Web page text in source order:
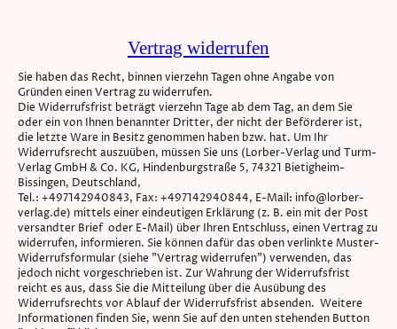
Vertrag widerrufen
Sie haben das Recht, binnen vierzehn Tagen ohne Angabe von
Gründen einen Vertrag zu widerrufen.
Die Widerrufsfrist beträgt vierzehn Tage ab dem Tag, an dem Sie
oder ein von Ihnen benannter Dritter, der nicht der Beförderer ist,
die letzte Ware in Besitz genommen haben bzw. hat. Um Ihr
Widerrufsrecht auszuüben, müssen Sie uns (Lorber-Verlag und Turm-
Verlag GmbH & Co. KG, Hindenburgstraße 5, 74321 Bietigheim-
Bissingen, Deutschland,
Tel.: +497142940843, Fax: +497142940844, E-Mail: info@lorber-
verlag.de) mittels einer eindeutigen Erklärung (z. B. ein mit der Post
versandter Brief oder E-Mail) über Ihren Entschluss, einen Vertrag zu
widerrufen, informieren. Sie können dafür das oben verlinkte Muster-
Widerrufsformular (siehe "Vertrag widerrufen") verwenden, das
jedoch nicht vorgeschrieben ist. Zur Wahrung der Widerrufsfrist
reicht es aus, dass Sie die Mitteilung über die Ausübung des
Widerrufsrechts vor Ablauf der Widerrufsfrist absenden. Weitere
Informationen finden Sie, wenn Sie auf den unten stehenden Button